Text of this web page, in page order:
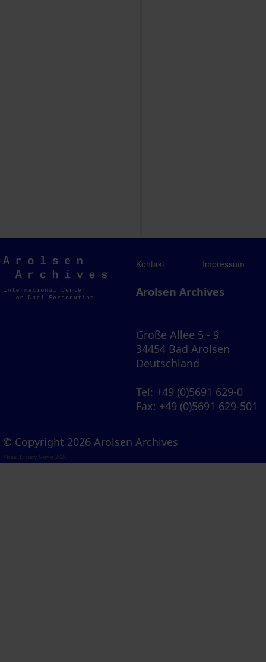
Arolsen
Archives
Kontakt Impressum
Arolsen Archives
Große Allee 5 - 9
34454 Bad Arolsen
Deutschland
Tel: +49 (0)5691 629-0
Fax: +49 (0)5691 629-501
© Copyright 2026 Arolsen Archives
Visual Library Server 2026